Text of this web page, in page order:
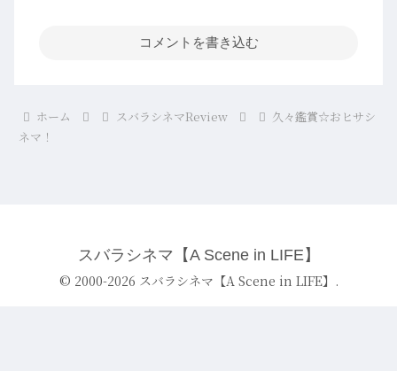
コメントを書き込む
ホーム スバラシネマReview
久々鑑賞☆おヒサシ
ネマ！
スバラシネマ【A Scene in LIFE】
© 2000-2026 スバラシネマ【A Scene in LIFE】.